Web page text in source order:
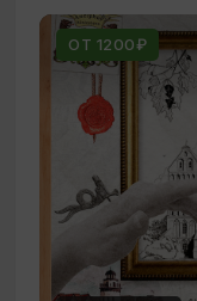
ОТ 1200₽